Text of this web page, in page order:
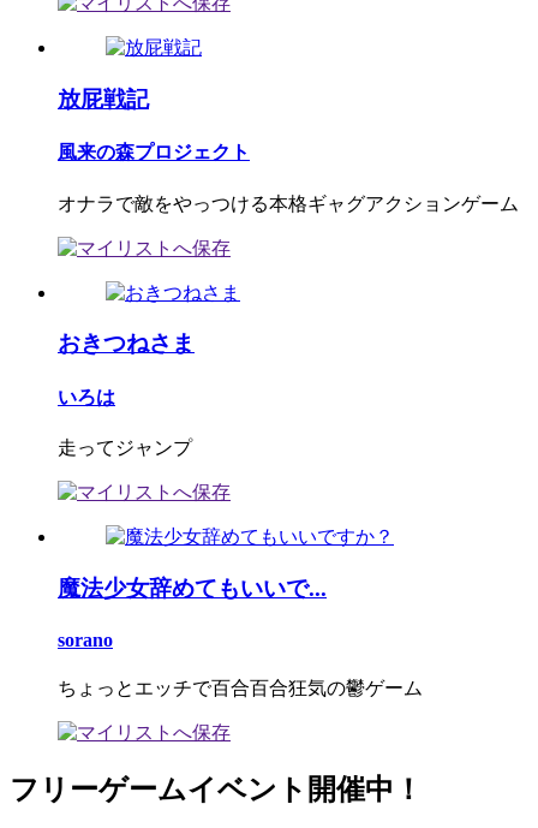
放屁戦記
風来の森プロジェクト
オナラで敵をやっつける本格ギャグアクションゲーム
おきつねさま
いろは
走ってジャンプ
魔法少女辞めてもいいで...
sorano
ちょっとエッチで百合百合狂気の鬱ゲーム
フリーゲームイベント開催中！